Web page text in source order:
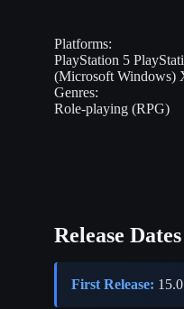
Platforms:
PlayStation 5
(Microsoft Windows)
Genres:
Role-playing (RPG)
Release Dates
First Release: